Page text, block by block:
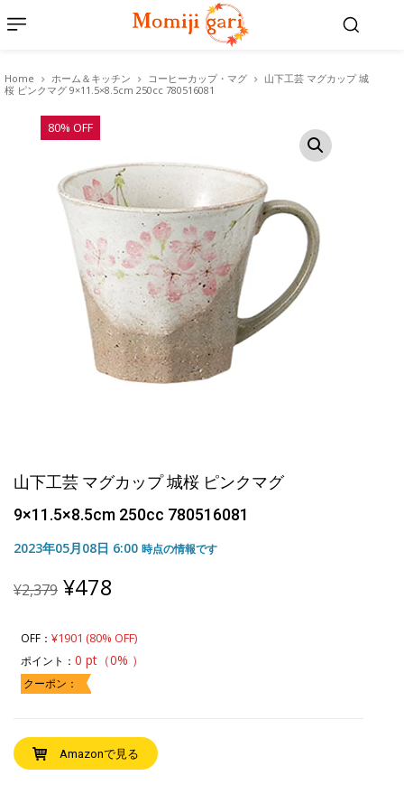
Home ホーム＆キッチン コーヒーカップ・マグ
山下工芸 マグカップ 城
桜 ピンクマグ 9×11.5×8.5cm 250cc 780516081
80% OFF
山下工芸 マグカップ 城桜 ピンクマグ
9×11.5×8.5cm 250cc 780516081
2023年05月08日 6:00 時点の情報です
¥2,379 Original
price
¥2,379.
¥478
¥478.
OFF： ¥1901 (80% OFF)
ポイント： 0 pt（0% ）
クーポン：
Amazonで見る